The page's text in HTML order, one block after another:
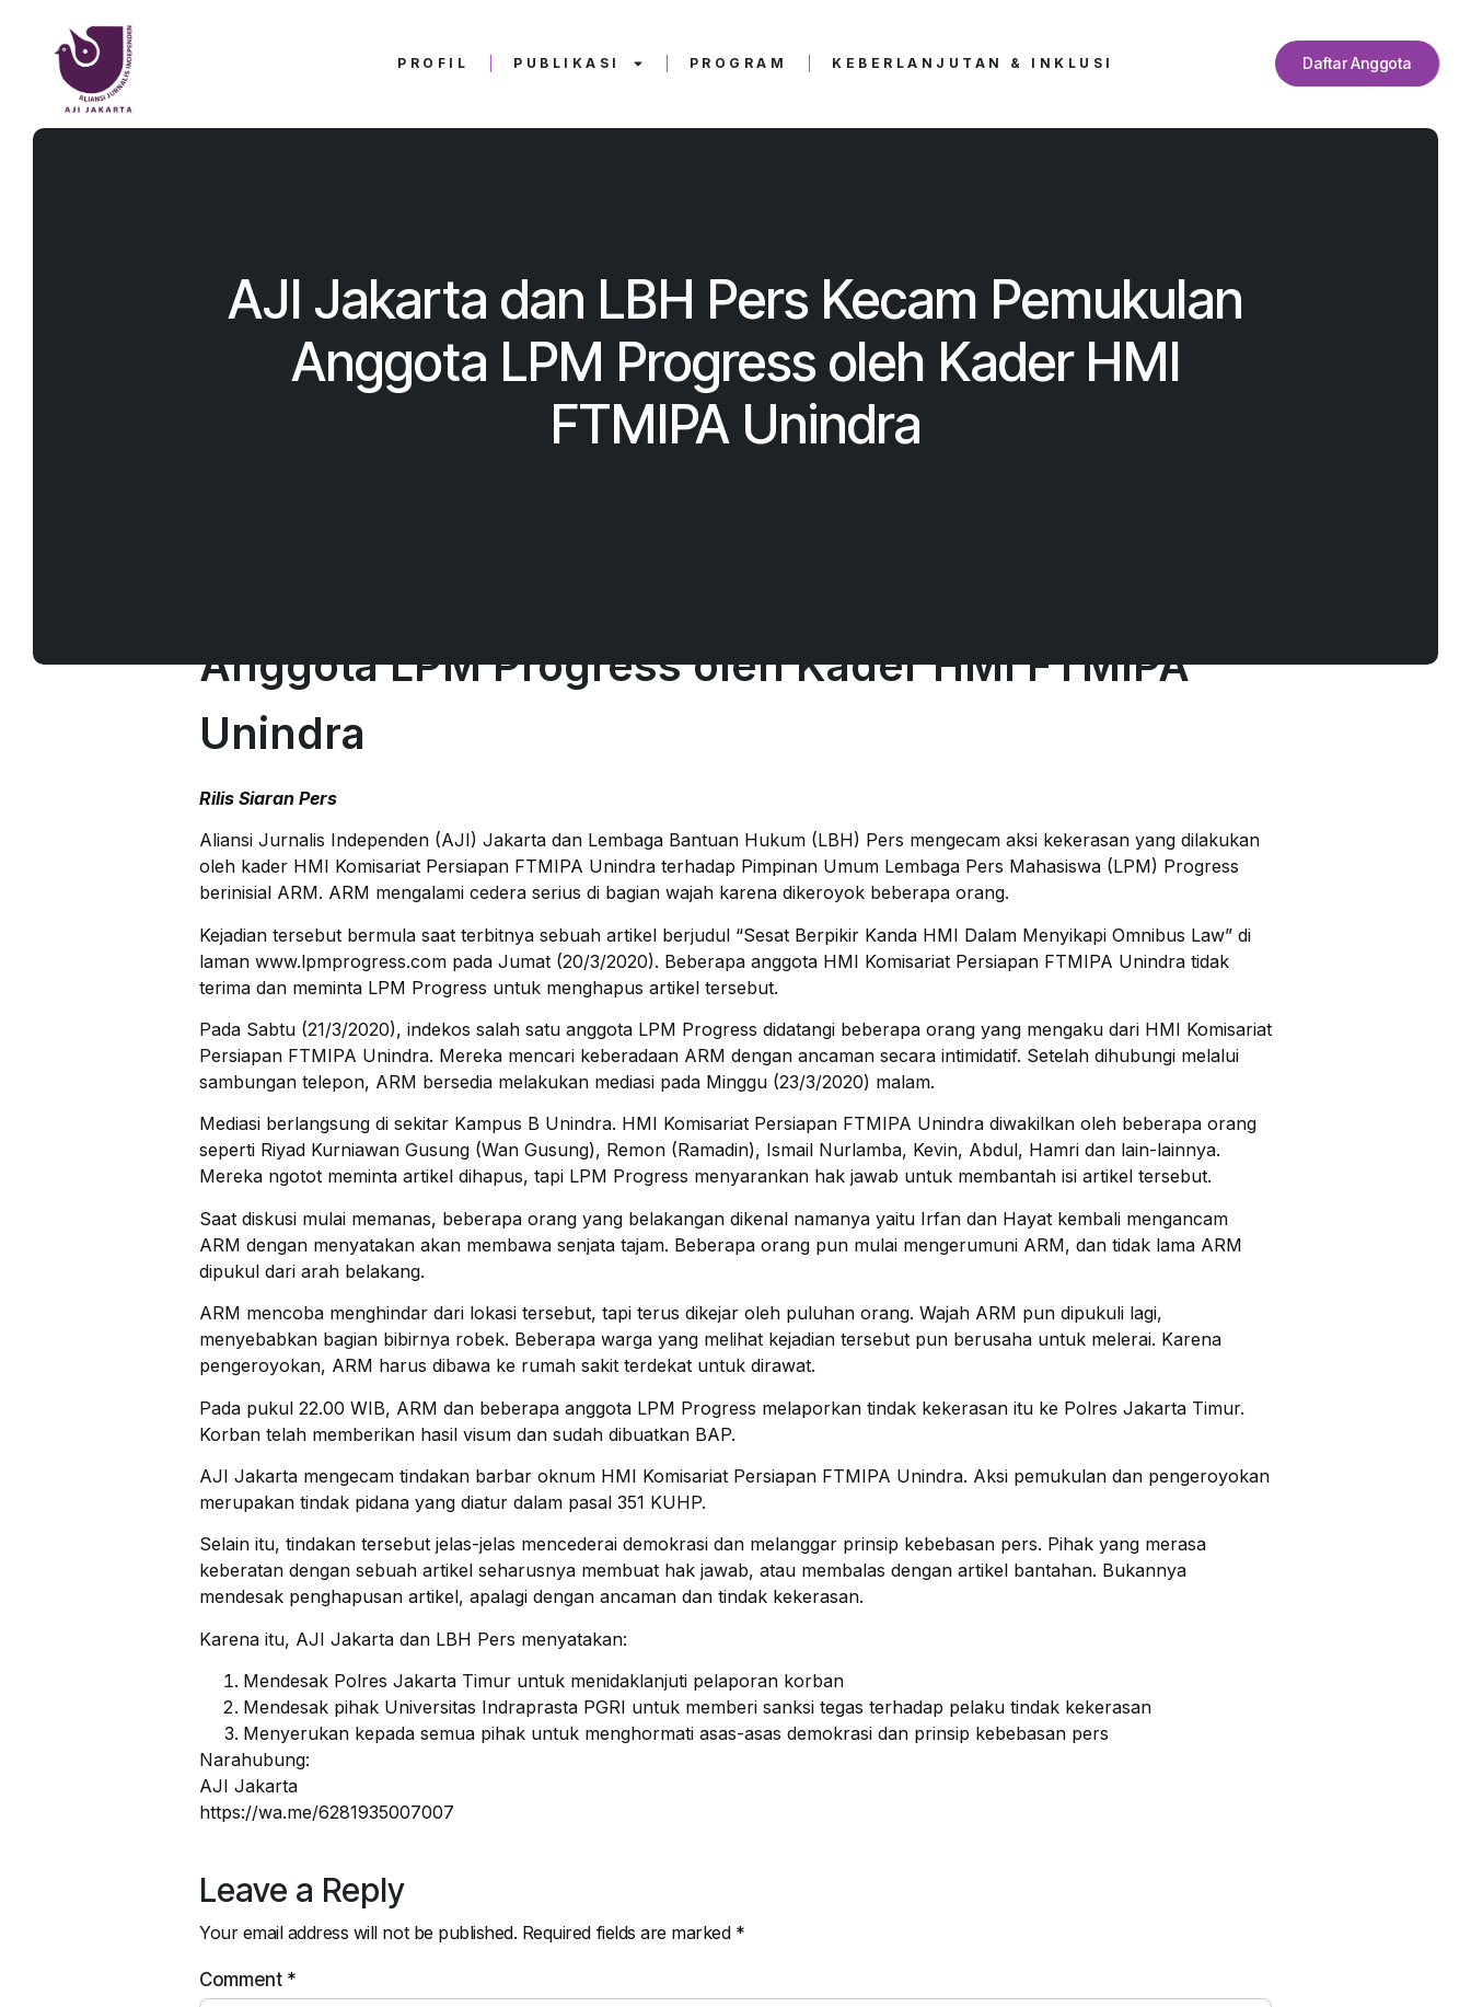
PROFIL PUBLIKASI PROGRAM KEBERLANJUTAN & INKLUSI Daftar Anggota
AJI Jakarta dan LBH Pers Kecam Pemukulan
Anggota LPM Progress oleh Kader HMI
FTMIPA Unindra
Anggota LPM Progress oleh Kader HMI FTMIPA
Unindra
Rilis Siaran Pers
Aliansi Jurnalis Independen (AJI) Jakarta dan Lembaga Bantuan Hukum (LBH) Pers mengecam aksi kekerasan yang dilakukan
oleh kader HMI Komisariat Persiapan FTMIPA Unindra terhadap Pimpinan Umum Lembaga Pers Mahasiswa (LPM) Progress
berinisial ARM. ARM mengalami cedera serius di bagian wajah karena dikeroyok beberapa orang.
Kejadian tersebut bermula saat terbitnya sebuah artikel berjudul “Sesat Berpikir Kanda HMI Dalam Menyikapi Omnibus Law” di
laman www.lpmprogress.com pada Jumat (20/3/2020). Beberapa anggota HMI Komisariat Persiapan FTMIPA Unindra tidak
terima dan meminta LPM Progress untuk menghapus artikel tersebut.
Pada Sabtu (21/3/2020), indekos salah satu anggota LPM Progress didatangi beberapa orang yang mengaku dari HMI Komisariat
Persiapan FTMIPA Unindra. Mereka mencari keberadaan ARM dengan ancaman secara intimidatif. Setelah dihubungi melalui
sambungan telepon, ARM bersedia melakukan mediasi pada Minggu (23/3/2020) malam.
Mediasi berlangsung di sekitar Kampus B Unindra. HMI Komisariat Persiapan FTMIPA Unindra diwakilkan oleh beberapa orang
seperti Riyad Kurniawan Gusung (Wan Gusung), Remon (Ramadin), Ismail Nurlamba, Kevin, Abdul, Hamri dan lain-lainnya.
Mereka ngotot meminta artikel dihapus, tapi LPM Progress menyarankan hak jawab untuk membantah isi artikel tersebut.
Saat diskusi mulai memanas, beberapa orang yang belakangan dikenal namanya yaitu Irfan dan Hayat kembali mengancam
ARM dengan menyatakan akan membawa senjata tajam. Beberapa orang pun mulai mengerumuni ARM, dan tidak lama ARM
dipukul dari arah belakang.
ARM mencoba menghindar dari lokasi tersebut, tapi terus dikejar oleh puluhan orang. Wajah ARM pun dipukuli lagi,
menyebabkan bagian bibirnya robek. Beberapa warga yang melihat kejadian tersebut pun berusaha untuk melerai. Karena
pengeroyokan, ARM harus dibawa ke rumah sakit terdekat untuk dirawat.
Pada pukul 22.00 WIB, ARM dan beberapa anggota LPM Progress melaporkan tindak kekerasan itu ke Polres Jakarta Timur.
Korban telah memberikan hasil visum dan sudah dibuatkan BAP.
AJI Jakarta mengecam tindakan barbar oknum HMI Komisariat Persiapan FTMIPA Unindra. Aksi pemukulan dan pengeroyokan
merupakan tindak pidana yang diatur dalam pasal 351 KUHP.
Selain itu, tindakan tersebut jelas-jelas mencederai demokrasi dan melanggar prinsip kebebasan pers. Pihak yang merasa
keberatan dengan sebuah artikel seharusnya membuat hak jawab, atau membalas dengan artikel bantahan. Bukannya
mendesak penghapusan artikel, apalagi dengan ancaman dan tindak kekerasan.
Karena itu, AJI Jakarta dan LBH Pers menyatakan:
Mendesak Polres Jakarta Timur untuk menidaklanjuti pelaporan korban
Mendesak pihak Universitas Indraprasta PGRI untuk memberi sanksi tegas terhadap pelaku tindak kekerasan
Menyerukan kepada semua pihak untuk menghormati asas-asas demokrasi dan prinsip kebebasan pers
Narahubung:
AJI Jakarta
https://wa.me/6281935007007
Leave a Reply
Your email address will not be published. Required fields are marked *
Comment *